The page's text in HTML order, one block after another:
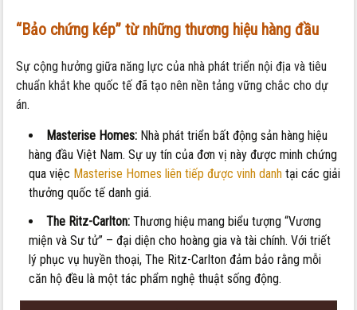
“Bảo chứng kép” từ những thương hiệu hàng đầu
Sự cộng hưởng giữa năng lực của nhà phát triển nội địa và tiêu
chuẩn khắt khe quốc tế đã tạo nên nền tảng vững chắc cho dự
án.
Masterise Homes: Nhà phát triển bất động sản hàng hiệu
hàng đầu Việt Nam. Sự uy tín của đơn vị này được minh chứng
qua việc Masterise Homes liên tiếp được vinh danh tại các giải
thưởng quốc tế danh giá.
The Ritz-Carlton: Thương hiệu mang biểu tượng “Vương
miện và Sư tử” – đại diện cho hoàng gia và tài chính. Với triết
lý phục vụ huyền thoại, The Ritz-Carlton đảm bảo rằng mỗi
căn hộ đều là một tác phẩm nghệ thuật sống động.